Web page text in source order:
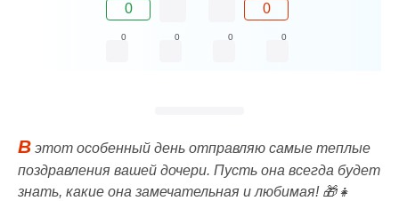
0 0
0 0 0 0
В этот особенный день отправляю самые теплые
поздравления вашей дочери. Пусть она всегда будет
знать, какие она замечательная и любимая! 🎁👧